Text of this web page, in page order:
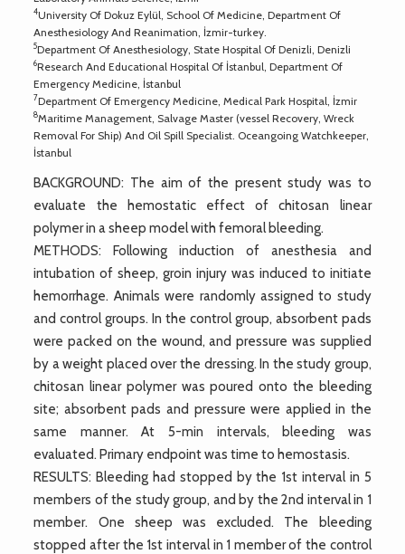
4University Of Dokuz Eylül, School Of Medicine, Department Of
Anesthesiology And Reanimation, İzmir-turkey.
5Department Of Anesthesiology, State Hospital Of Denizli, Denizli
6Research And Educational Hospital Of İstanbul, Department Of
Emergency Medicine, İstanbul
7Department Of Emergency Medicine, Medical Park Hospital, İzmir
8Maritime Management, Salvage Master (vessel Recovery, Wreck
Removal For Ship) And Oil Spill Specialist. Oceangoing Watchkeeper,
İstanbul
BACKGROUND: The aim of the present study was to
evaluate the hemostatic effect of chitosan linear
polymer in a sheep model with femoral bleeding.
METHODS: Following induction of anesthesia and
intubation of sheep, groin injury was induced to initiate
hemorrhage. Animals were randomly assigned to study
and control groups. In the control group, absorbent pads
were packed on the wound, and pressure was supplied
by a weight placed over the dressing. In the study group,
chitosan linear polymer was poured onto the bleeding
site; absorbent pads and pressure were applied in the
same manner. At 5-min intervals, bleeding was
evaluated. Primary endpoint was time to hemostasis.
RESULTS: Bleeding had stopped by the 1st interval in 5
members of the study group, and by the 2nd interval in 1
member. One sheep was excluded. The bleeding
stopped after the 1st interval in 1 member of the control